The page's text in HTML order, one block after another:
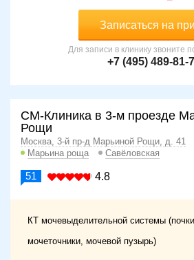
Записаться на
Для записи в клинику звоните
+7 (495) 489-81-
СМ-Клиника в 3-м проезде
Рощи
Москва, 3-й пр-д Марьиной Рощи, д. 41
Марьина роща
Савёловская
51 4.8
КТ мочевыделительной системы
мочеточники, мочевой пузырь)